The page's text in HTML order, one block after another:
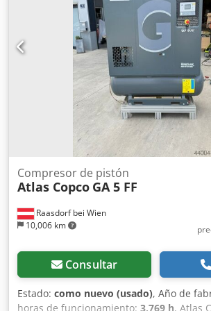
manual, secador frigorífico
, A la venta
tornillo ATLAS COPCO GA 11 VSD FF -
Año: 2008 - Nº de serie: API161729 -
Dcodpfx Ahey Ud Ibsqek Se vende
buen estado, con filtro de aire y calderín
500 litros. Rango de trabajo entre 3 y 13
completamente operativo. La máquina
red y lista para ser probada.
Raasdorf bei Wien
10,006 km
Compresor de pistón
Atlas Copco GA 5 FF
Consultar
Estado: como nuevo (usado), Año de
horas de funcionamiento: 3,769 h, Atlas